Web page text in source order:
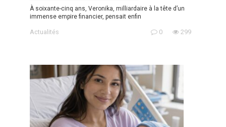
À soixante-cinq ans, Veronika, milliardaire à la tête d’un
immense empire financier, pensait enfin
Actualités 0 299